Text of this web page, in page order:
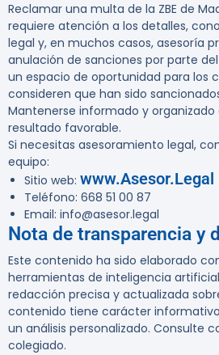
Reclamar una multa de la ZBE de
requiere atención a los detalles,
legal y, en muchos casos, asesoría
anulación de sanciones por parte
un espacio de oportunidad para los
consideren que han sido
Mantenerse informado y organizado
resultado favorable.
Si necesitas asesoramiento legal,
equipo:
Sitio web: www.Asesor.Legal
Teléfono: 668 51 00 87
Email: info@asesor.legal
Nota de transparencia y
Este contenido ha sido elaborado
herramientas de inteligencia
redacción precisa y actualizada
contenido tiene carácter
un análisis personalizado. Consulte
colegiado.